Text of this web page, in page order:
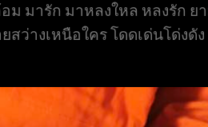
มารัก มาหลงใหล หลงรัก ย
ว่างเหนือใคร โดดเด่นโด่งดั